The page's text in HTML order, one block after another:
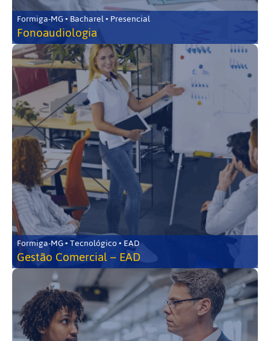
Formiga-MG • Bacharel • Presencial
Fonoaudiologia
Formiga-MG • Tecnológico • EAD
Gestão Comercial – EAD